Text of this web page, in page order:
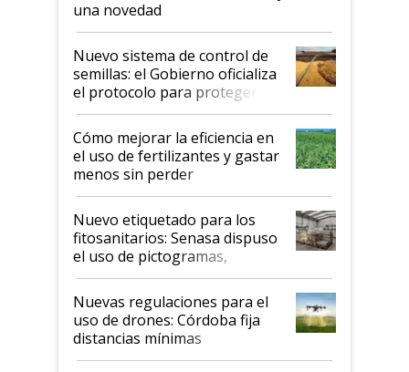
una novedad
Nuevo sistema de control de
semillas: el Gobierno oficializa
el protocolo para proteger la
propiedad intelectual
Cómo mejorar la eficiencia en
el uso de fertilizantes y gastar
menos sin perder
productividad en la campaña
fina
Nuevo etiquetado para los
fitosanitarios: Senasa dispuso
el uso de pictogramas,
palabras de advertencia e
indicaciones
Nuevas regulaciones para el
uso de drones: Córdoba fija
distancias mínimas